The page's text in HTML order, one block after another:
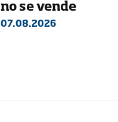
no se vende
07.08.2026